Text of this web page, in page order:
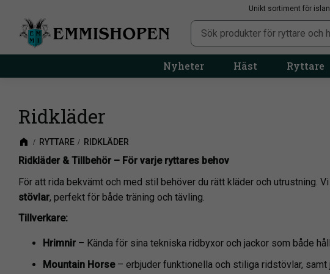
Unikt sortiment för
Nyheter Häst Ryttare
Ridkläder
RYTTARE RIDKLÄDER
Ridkläder & Tillbehör – För varje ryttares behov
För att rida bekvämt och med stil behöver du rätt kläder och utrustning.
stövlar, perfekt för både träning och tävling.
Tillverkare:
Hrimnir – Kända för sina tekniska ridbyxor och jackor som både
Mountain Horse– erbjuder funktionella och stiliga ridstövlar, samt